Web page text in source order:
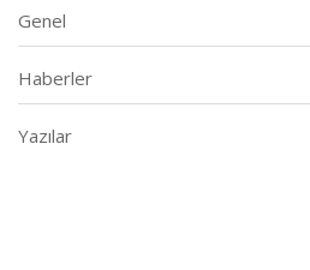
Genel
Haberler
Yazılar